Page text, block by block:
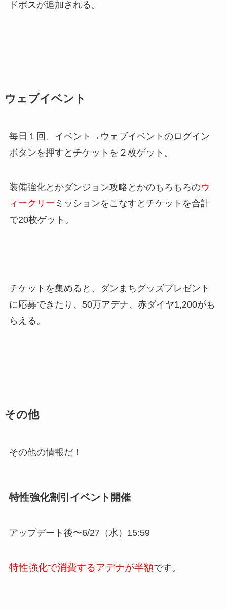
ドボスが追加される。
ウェブイベント
毎日１回、イベント→ウェブイベントのログイン
ボタンを押すとチケットを２枚ゲット。
装備強化とかダンジョン攻略とかのもろもろのウ
ィークリー ミッションをこなすとチケットを合計
で20枚ゲット。
チケットを集めると、ダンまちグッズプレゼント
に応募できたり、50万アデナ、赤ダイヤ1,200がも
らえる。
その他
その他の情報だ！
特性強化割引イベント開催
アップデート後〜6/27（水）15:59
特性強化で消費するアデナが半額です。